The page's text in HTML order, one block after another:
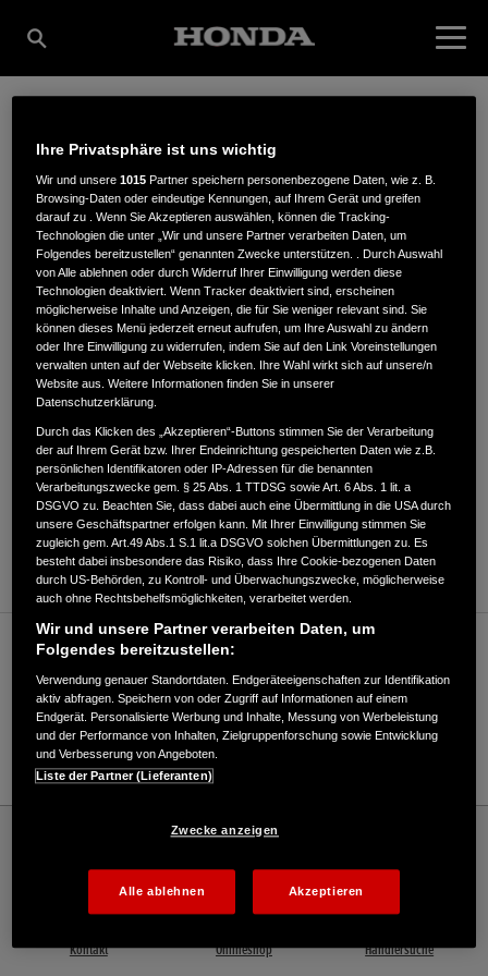
FGT FAHRZEUG +
GERÄTETECHNIK
GMBH
AUGUST-BEBEL-STRASSE 27
ANFAHRTSBESCHREIBUNG ANFORDERN
WEBSITE
Verkauf / Kundendienst
03337/2189
E-Mail
Rasen und Garten
Offizielle Website | The Power of Dreams
Kontakt Onlineshop Händlersuche
Ihre Privatsphäre ist uns wichtig
Wir und unsere1015 Partner speichern personenbezogene Daten, wie z. B.
Browsing-Daten oder eindeutige Kennungen, auf Ihrem Gerät und greifen
darauf zu . Wenn Sie Akzeptieren auswählen, können die Tracking-
Technologien die unter „Wir und unsere Partner verarbeiten Daten, um
Folgendes bereitzustellen“ genannten Zwecke unterstützen. . Durch Auswahl
von Alle ablehnen oder durch Widerruf Ihrer Einwilligung werden diese
Technologien deaktiviert. Wenn Tracker deaktiviert sind, erscheinen
möglicherweise Inhalte und Anzeigen, die für Sie weniger relevant sind. Sie
können dieses Menü jederzeit erneut aufrufen, um Ihre Auswahl zu ändern
oder Ihre Einwilligung zu widerrufen, indem Sie auf den Link Voreinstellungen
verwalten unten auf der Webseite klicken. Ihre Wahl wirkt sich auf unsere/n
Website aus. Weitere Informationen finden Sie in unserer
Datenschutzerklärung.
Durch das Klicken des „Akzeptieren“-Buttons stimmen Sie der Verarbeitung
der auf Ihrem Gerät bzw. Ihrer Endeinrichtung gespeicherten Daten wie z.B.
persönlichen Identifikatoren oder IP-Adressen für die benannten
Verarbeitungszwecke gem. § 25 Abs. 1 TTDSG sowie Art. 6 Abs. 1 lit. a
DSGVO zu. Beachten Sie, dass dabei auch eine Übermittlung in die USA durch
unsere Geschäftspartner erfolgen kann. Mit Ihrer Einwilligung stimmen Sie
zugleich gem. Art.49 Abs.1 S.1 lit.a DSGVO solchen Übermittlungen zu. Es
besteht dabei insbesondere das Risiko, dass Ihre Cookie-bezogenen Daten
durch US-Behörden, zu Kontroll- und Überwachungszwecke, möglicherweise
auch ohne Rechtsbehelfsmöglichkeiten, verarbeitet werden.
Wir und unsere Partner verarbeiten Daten, um
Folgendes bereitzustellen:
Verwendung genauer Standortdaten. Endgeräteeigenschaften zur Identifikation
aktiv abfragen. Speichern von oder Zugriff auf Informationen auf einem
Endgerät. Personalisierte Werbung und Inhalte, Messung von Werbeleistung
und der Performance von Inhalten, Zielgruppenforschung sowie Entwicklung
und Verbesserung von Angeboten.
Liste der Partner (Lieferanten)
Zwecke anzeigen
Alle ablehnen Akzeptieren